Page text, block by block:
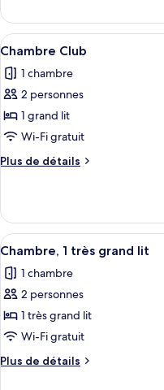
Chambre
Junior,
1
chambre
le
type
de
Chambre
Junior,
chambre
Afficher
toutes
les
photos
pour
ce
type
de
Chambre
Club
1
Chambre Club
1 chambre
2 personnes
1 grand lit
Wi-Fi gratuit
Plus de détails
Plus
le
type
de
Chambre
Club
Afficher
toutes
les
photos
pour
ce
type
de
2
Chambre, 1 très grand lit
1 chambre
2 personnes
1 très grand lit
Wi-Fi gratuit
Plus de détails
Plus